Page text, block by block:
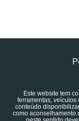
Este website tem
ferramentas, veículos
conteúdo
como aconselhamento